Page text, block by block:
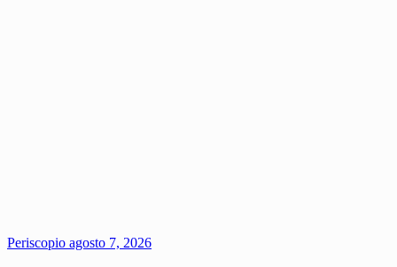
Periscopio agosto 7, 2026